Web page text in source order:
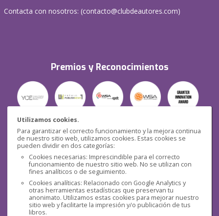
Utilizamos cookies.
Para garantizar el correcto funcionamiento y la mejora continua
de nuestro sitio web, utilizamos cookies. Estas cookies se
pueden dividir en dos categorías:
Cookies necesarias: Imprescindible para el correcto
funcionamiento de nuestro sitio web. No se utilizan con
fines analíticos o de seguimiento.
Cookies analíticas: Relacionado con Google Analytics y
otras herramientas estadísticas que preservan tu
anonimato. Utilizamos estas cookies para mejorar nuestro
sitio web y facilitarte la impresión y/o publicación de tus
libros.
Contacta con nosotros: (contacto@clubdeautores.com)
Premios y Reconocimientos
Seguridad
Redes sociales